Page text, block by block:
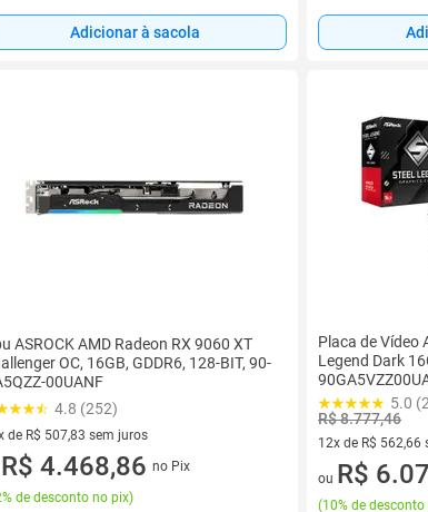
Adicionar à sacola
ASROCK AMD Radeon RX 9060 XT
OC, 16GB, GDDR6, 128-BIT, 90-
00UANF
4.8 (252)
de R$ 507,83 sem juros
vez de R$ 507,83 sem juros
R$ 4.468,86 no Pix
de desconto no pix)
Placa de Vídeo
Legend Dark
5.0
R$ 8.777,46
12x de R$ 562,66
12 vez de R$
ou R$
(10% de